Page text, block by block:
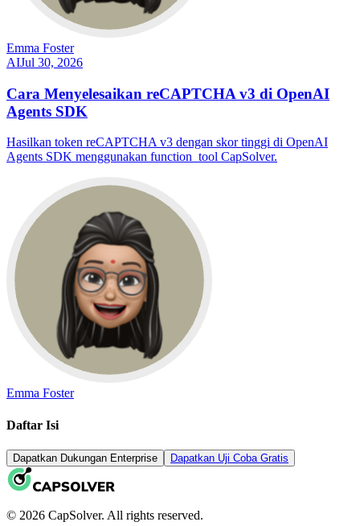
Emma Foster
AIJul 30, 2026
Cara Menyelesaikan reCAPTCHA v3 di OpenAI
Agents SDK
Hasilkan token reCAPTCHA v3 dengan skor tinggi di OpenAI
Agents SDK menggunakan function_tool CapSolver.
Emma Foster
Daftar Isi
Dapatkan Dukungan Enterprise Dapatkan Uji Coba Gratis
© 2026 CapSolver. All rights reserved.